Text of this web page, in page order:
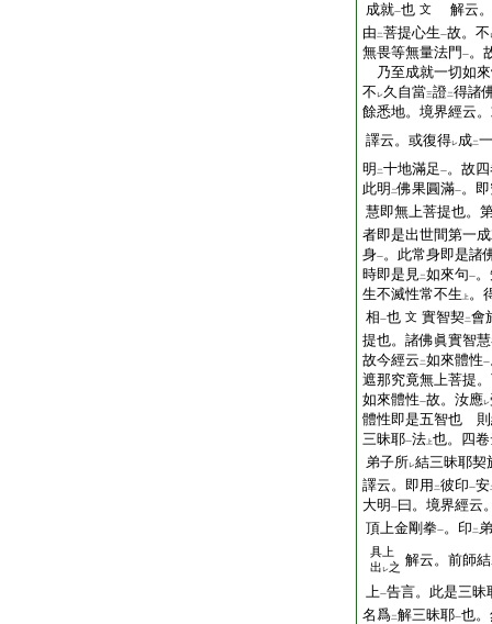
成就一也 文
解云。
由 二菩提心生一故。不
無畏等無量法門 一。
乃至成就一切如
不 レ久自當三證二得諸
餘悉地。境界經云
譯云。或復得レ成二
明 二十地滿足 一。故
此明 二佛果圓滿一。
慧即無上菩提也。
者即是出世間第一
身一。此常身即是諸
時即是見二如來句一
生不滅性常不生
上 。
相一也 文 實智契二會
提也。諸佛眞實智
故今經云 二如來體性一
遮那究竟無上菩提
如來體性一故。汝應レ
體性即是五智也 則
三昧耶一法 上也。四
弟子所レ結三昧耶契
譯云。即用 二彼印一安
大明 一曰。境界經云
頂上金剛拳一。印 二
具上
出 レ之 解云。前師結
上一告言。此是三昧
名爲二解三昧耶一也